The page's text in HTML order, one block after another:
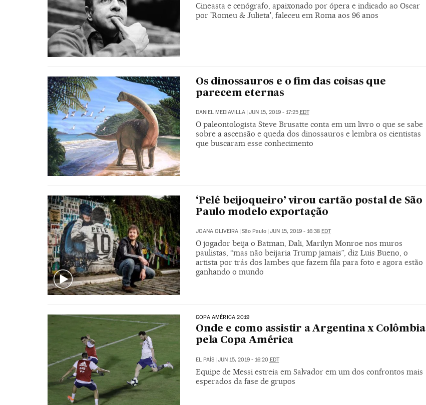
Cineasta e cenógrafo, apaixonado por ópera e indicado ao Oscar
por 'Romeu & Julieta', faleceu em Roma aos 96 anos
Os dinossauros e o fim das coisas que
parecem eternas
DANIEL MEDIAVILLA JUN 15, 2019 - 17:25 EDT
O paleontologista Steve Brusatte conta em um livro o que se sabe
sobre a ascensão e queda dos dinossauros e lembra os cientistas
que buscaram esse conhecimento
‘Pelé beijoqueiro’ virou cartão postal de São
Paulo modelo exportação
JOANA OLIVEIRA | São Paulo | JUN 15, 2019 - 16:38 EDT
O jogador beija o Batman, Dali, Marilyn Monroe nos muros
paulistas, “mas não beijaria Trump jamais”, diz Luis Bueno, o
artista por trás dos lambes que fazem fila para foto e agora estão
ganhando o mundo
COPA AMÉRICA 2019
Onde e como assistir a Argentina x Colômbia
pela Copa América
EL PAÍS JUN 15, 2019 - 16:20 EDT
Equipe de Messi estreia em Salvador em um dos confrontos mais
esperados da fase de grupos